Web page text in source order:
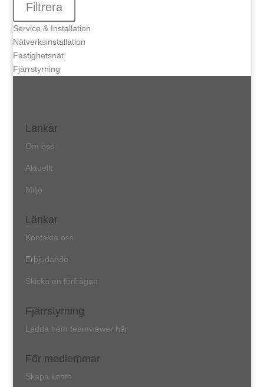
Filtrera
Service & Installation
Nätverksinstallation
Fastighetsnät
Fjärrstyrning
Länkar
Om oss
Aktuellt
Miljö
Länkar
Kontakta oss
Erbjudande
Skicka en förfrågan
Fjärrstyrning
Ladda hem teamviewer här
För medlemmar
Skapa konto